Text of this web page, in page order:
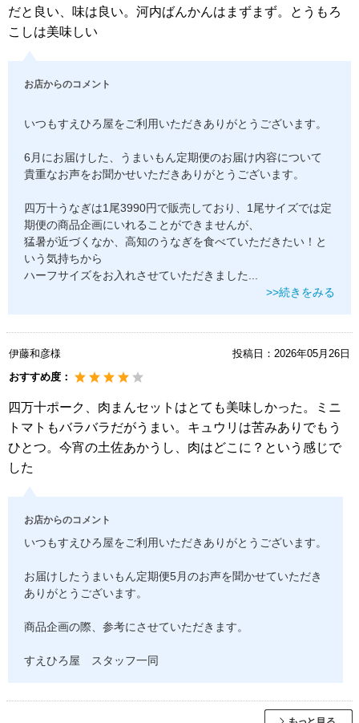
だと良い、味は良い。河内ばんかんはまずまず。とうもろ
こしは美味しい
お店からのコメント
いつもすえひろ屋をご利用いただきありがとうございます。
6月にお届けした、うまいもん定期便のお届け内容について
貴重なお声をお聞かせいただきありがとうございます。
四万十うなぎは1尾3990円で販売しており、1尾サイズでは定
期便の商品企画にいれることができませんが、
猛暑が近づくなか、高知のうなぎを食べていただきたい！と
いう気持ちから
ハーフサイズをお入れさせていただきました ...
>>続きをみる
伊藤和彦様 投稿日： 2026年05月26日
おすすめ度：
四万十ポーク、肉まんセットはとても美味しかった。ミニ
トマトもバラバラだがうまい。キュウリは苦みありでもう
ひとつ。今宵の土佐あかうし、肉はどこに？という感じで
した
お店からのコメント
いつもすえひろ屋をご利用いただきありがとうございます。
お届けしたうまいもん定期便5月のお声を聞かせていただき
ありがとうございます。
商品企画の際、参考にさせていただきます。
すえひろ屋 スタッフ一同